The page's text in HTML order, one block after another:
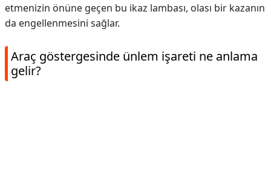
etmenizin önüne geçen bu ikaz lambası, olası bir kazanın
da engellenmesini sağlar.
Araç göstergesinde ünlem işareti ne anlama
gelir?